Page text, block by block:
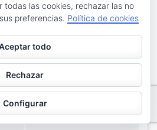
todas las cookies, rechazar las no
preferencias. Política de cookies
todo
Rechazar
Configurar